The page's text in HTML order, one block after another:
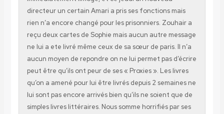
directeur un certain Amari a pris ses fonctions mais
rien n’a encore changé pour les prisonniers. Zouhair a
reçu deux cartes de Sophie mais aucun autre message
ne lui a ete livré même ceux de sa sœur de paris. Il n’a
aucun moyen de repondre on ne lui permet pas d’écrire
peut être qu’ils ont peur de ses « Proxies ». Les livres
qu’on a amené pour lui être livrés depuis 2 semaines ne
lui sont pas encore arrivés bien qu’ils ne soient que de
simples livres littéraires. Nous somme horrifiés par ses